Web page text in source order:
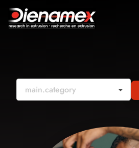
main.category